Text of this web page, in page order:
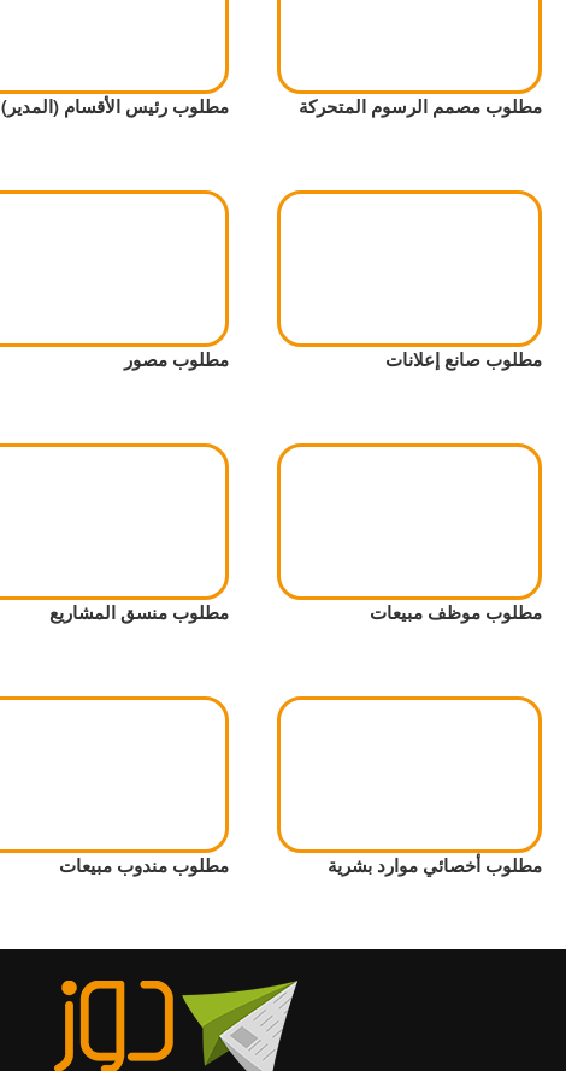
مطلوب مصمم الرسوم المتحركة مطلوب رئيس الأقسام (المدير)
مطلوب صانع إعلانات مطلوب مصور
مطلوب موظف مبيعات مطلوب منسق المشاريع
مطلوب أخصائي موارد بشرية مطلوب مندوب مبيعات